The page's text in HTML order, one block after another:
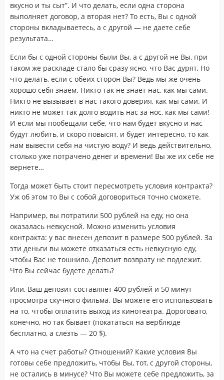
вкусно и ты сыт”. И что делать, если одна сторона
выполняет договор, а вторая нет? То есть, Вы с одной
стороны вкладываетесь, а с другой — не даете себе
результата…
Если бы с одной стороны были Вы, а с другой не Вы, при
таком же раскладе стало бы сразу ясно, что Вас дурят. Но
что делать, если с обеих сторон Вы? Ведь мы же очень
хорошо себя знаем. Никто так не знает нас, как мы сами.
Никто не вызывает в нас такого доверия, как мы сами. И
никто не может так долго водить нас за нос, как мы сами!
И если мы пообещали себе, что нам будет вкусно и нас
будут любить, и скоро повысят, и будет интересно, то как
нам вывести себя на чистую воду? И ведь действительно,
столько уже потрачено денег и времени! Вы же их себе не
вернете…
Тогда может быть стоит пересмотреть условия контракта?
Уж об этом то Вы с собой договориться точно сможете.
Например, вы потратили 500 рублей на еду, но она
оказалась невкусной. Можно изменить условия
контракта: у вас внесен депозит в размере 500 рублей. За
эти деньги вы можете отказаться есть невкусную еду,
чтобы Вас не тошнило. Депозит возврату не подлежит.
Что Вы сейчас будете делать?
Или, Ваш депозит составляет 400 рублей и 50 минут
просмотра скучного фильма. Вы можете его использовать
на то, чтобы оплатить выход из кинотеатра. Дороговато,
конечно, но так бывает (покататься на верблюде
бесплатно, а слезть — 20 $).
А что на счет работы? Отношений? Какие условия Вы
готовы себе предложить, чтобы Вы, тот, с другой стороны,
не остались в минусе? Что Вы можете себе предложить, за